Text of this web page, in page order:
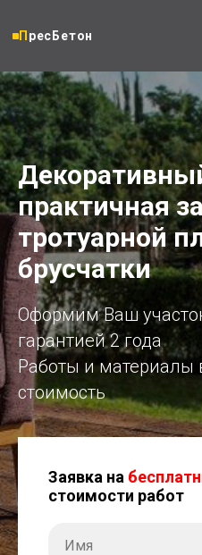
ПресБетон
практичная
тротуарной
брусчатки
Оформим Ваш
гарантией 2 года
Работы и
стоимость
Заявка на
стоимости работ